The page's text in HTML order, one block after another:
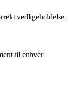
vedligeholdelse.
til enhver